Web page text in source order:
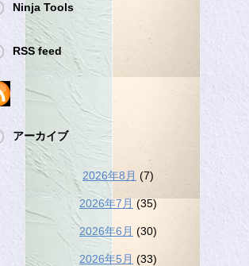
Ninja Tools
RSS feed
アーカイブ
2026年8月 (7)
2026年7月 (35)
2026年6月 (30)
2026年5月 (33)